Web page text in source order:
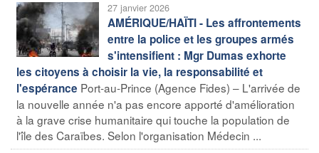
27 janvier 2026
AMÉRIQUE/HAÏTI - Les affrontements
entre la police et les groupes armés
s'intensifient : Mgr Dumas exhorte
les citoyens à choisir la vie, la responsabilité et
l'espérance Port-au-Prince (Agence Fides) – L'arrivée de
la nouvelle année n'a pas encore apporté d'amélioration
à la grave crise humanitaire qui touche la population de
l'île des Caraïbes. Selon l'organisation Médecin ...